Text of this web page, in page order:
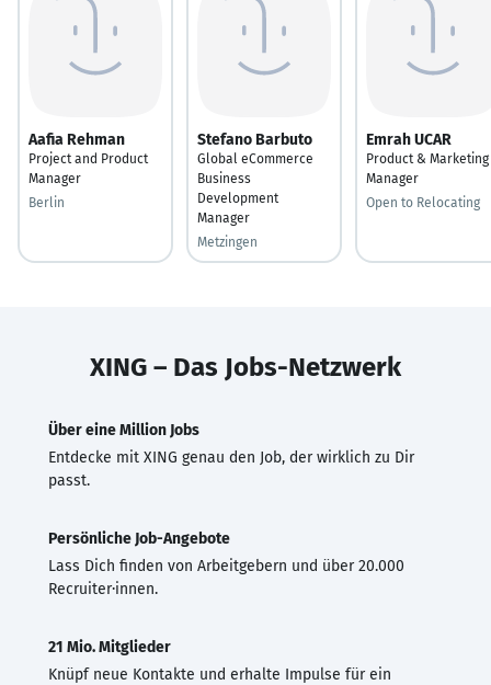
Aafia Rehman
Project and Product
Manager
Berlin
Stefano Barbuto
Global eCommerce
Business
Development
Manager
Metzingen
Emrah UCAR
Product & Marketing
Manager
Open to Relocating
XING – Das Jobs-Netzwerk
Über eine Million Jobs
Entdecke mit XING genau den Job, der wirklich zu Dir
passt.
Persönliche Job-Angebote
Lass Dich finden von Arbeitgebern und über 20.000
Recruiter·innen.
21 Mio. Mitglieder
Knüpf neue Kontakte und erhalte Impulse für ein